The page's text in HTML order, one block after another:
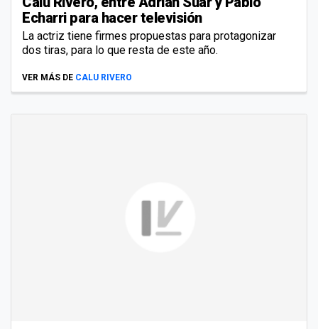
Echarri para hacer televisión
La actriz tiene firmes propuestas para protagonizar
dos tiras, para lo que resta de este año.
VER MÁS DE CALU RIVERO